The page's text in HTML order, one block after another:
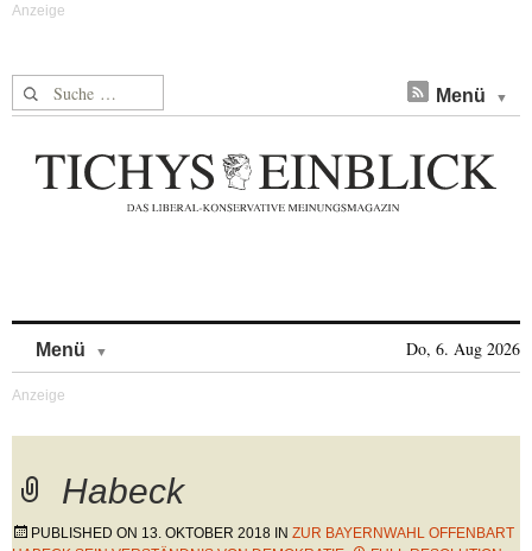
Suche nach: Menü
Menü Do, 6. Aug 2026
Habeck
PUBLISHED ON 13. OKTOBER 2018 IN ZUR BAYERNWAHL OFFENBART